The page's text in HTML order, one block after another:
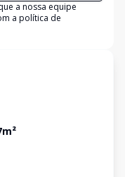
a nossa equipe
a política de
m²